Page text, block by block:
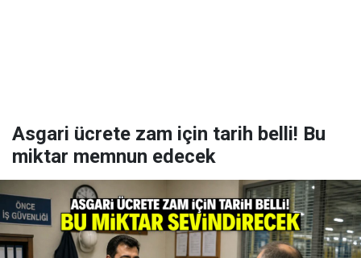
Asgari ücrete zam için tarih belli! Bu
miktar memnun edecek